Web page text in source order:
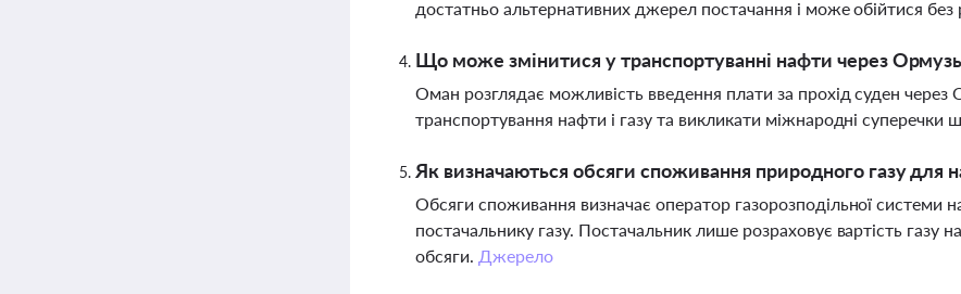
достатньо альтернативних джерел постачання і може обійтися без
Що може змінитися у транспортуванні нафти через
Оман розглядає можливість введення плати за прохід суден
транспортування нафти і газу та викликати міжнародні
Як визначаються обсяги споживання природного газу для
Обсяги споживання визначає оператор газорозподільної системи
постачальнику газу. Постачальник лише розраховує вартість газу
обсяги. Джерело